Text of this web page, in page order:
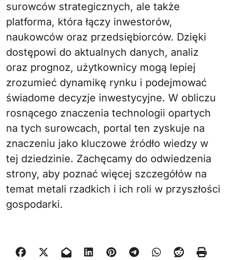
surowców strategicznych, ale także
platforma, która łączy inwestorów,
naukowców oraz przedsiębiorców. Dzięki
dostępowi do aktualnych danych, analiz
oraz prognoz, użytkownicy mogą lepiej
zrozumieć dynamikę rynku i podejmować
świadome decyzje inwestycyjne. W obliczu
rosnącego znaczenia technologii opartych
na tych surowcach, portal ten zyskuje na
znaczeniu jako kluczowe źródło wiedzy w
tej dziedzinie. Zachęcamy do odwiedzenia
strony, aby poznać więcej szczegółów na
temat metali rzadkich i ich roli w przyszłości
gospodarki.